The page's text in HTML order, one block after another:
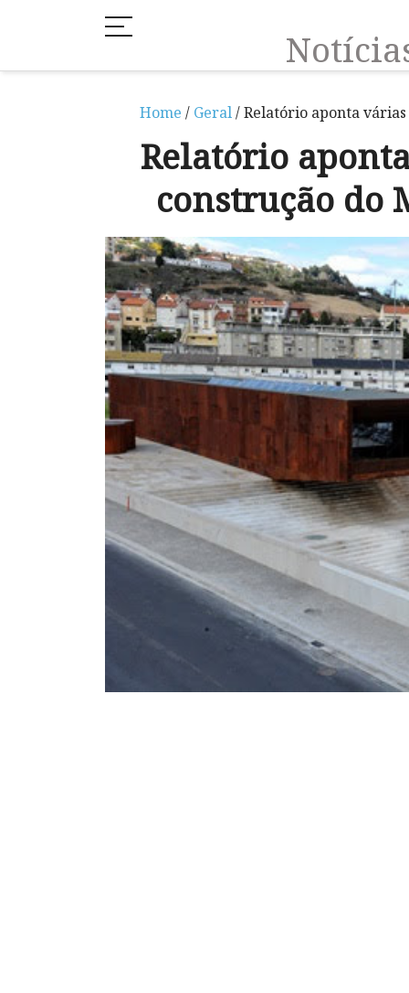
Home / Geral/ Relatório aponta várias
Relatório
construção do